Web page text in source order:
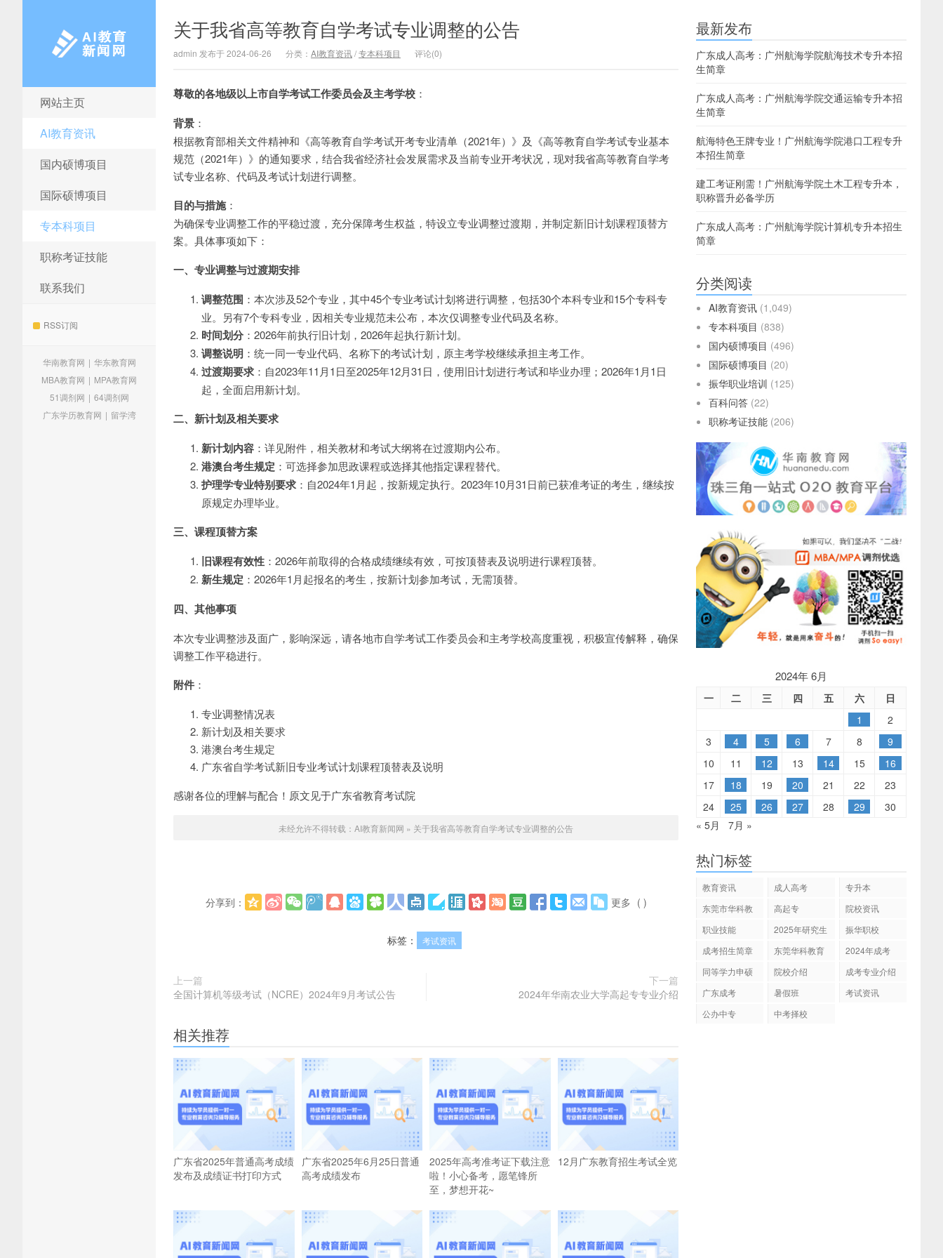
AI教育新闻网
网站主页
AI教育资讯
国内硕博项目
国际硕博项目
专本科项目
职称考证技能
联系我们
RSS订阅
华南教育网 | 华东教育网
MBA教育网 | MPA教育网
51调剂网 | 64调剂网
广东学历教育网 | 留学湾
关于我省高等教育自学考试专业调整的公告
admin 发布于 2024-06-26 分类： AI教育资讯/专本科项目 评论(0)
尊敬的各地级以上市自学考试工作委员会及主考学校 ：
背景 ：
根据教育部相关文件精神和《高等教育自学考试开考专业清单（2021年）》及《高等教育自学考试专业基本
规范（2021年）》的通知要求，结合我省经济社会发展需求及当前专业开考状况，现对我省高等教育自学考
试专业名称、代码及考试计划进行调整。
目的与措施：
为确保专业调整工作的平稳过渡，充分保障考生权益，特设立专业调整过渡期，并制定新旧计划课程顶替方
案。具体事项如下：
一、专业调整与过渡期安排
调整范围 ：本次涉及52个专业，其中45个专业考试计划将进行调整，包括30个本科专业和15个专科专
业。另有7个专科专业，因相关专业规范未公布，本次仅调整专业代码及名称。
时间划分 ：2026年前执行旧计划，2026年起执行新计划。
调整说明 ：统一同一专业代码、名称下的考试计划，原主考学校继续承担主考工作。
过渡期要求 ：自2023年11月1日至2025年12月31日，使用旧计划进行考试和毕业办理；2026年1月1日
起，全面启用新计划。
二、新计划及相关要求
新计划内容 ：详见附件，相关教材和考试大纲将在过渡期内公布。
港澳台考生规定 ：可选择参加思政课程或选择其他指定课程替代。
护理学专业特别要求 ：自2024年1月起，按新规定执行。2023年10月31日前已获准考证的考生，继续按
原规定办理毕业。
三、课程顶替方案
旧课程有效性 ：2026年前取得的合格成绩继续有效，可按顶替表及说明进行课程顶替。
新生规定 ：2026年1月起报名的考生，按新计划参加考试，无需顶替。
四、其他事项
本次专业调整涉及面广，影响深远，请各地市自学考试工作委员会和主考学校高度重视，积极宣传解释，确保
调整工作平稳进行。
附件 ：
专业调整情况表
新计划及相关要求
港澳台考生规定
广东省自学考试新旧专业考试计划课程顶替表及说明
感谢各位的理解与配合！原文见于广东省教育考试院
未经允许不得转载： AI教育新闻网 » 关于我省高等教育自学考试专业调整的公告
分享到： 更多 ( )
标签： 考试资讯
上一篇
全国计算机等级考试（NCRE）2024年9月考试公告
下一篇
2024年华南农业大学高起专专业介绍
相关推荐
广东省2025年普通高考成绩
发布及成绩证书打印方式
广东省2025年6月25日普通
高考成绩发布
2025年高考准考证下载注意
啦！小心备考，愿笔锋所
至，梦想开花~
12月广东教育招生考试全览
最新发布
广东成人高考：广州航海学院航海技术专升本招
生简章
广东成人高考：广州航海学院交通运输专升本招
生简章
航海特色王牌专业！广州航海学院港口工程专升
本招生简章
建工考证刚需！广州航海学院土木工程专升本，
职称晋升必备学历
广东成人高考：广州航海学院计算机专升本招生
简章
分类阅读
AI教育资讯 (1,049)
专本科项目 (838)
国内硕博项目 (496)
国际硕博项目 (20)
振华职业培训 (125)
百科问答 (22)
职称考证技能 (206)
2024年 6月
一 二 三 四 五 六
日
1
2
3
4 5 6 7 8
9
10
11 12 13 14 15
16
17
18 19 20 21 22
23
24
25 26 27 28 29
30
« 5月
7月 »
热门标签
教育资讯 成人高考
专升本
东莞市华科教
高起专
院校资讯
职业技能
2025年研究生
振华职校
成考招生简章
东莞华科教育
2024年成考
同等学力申硕
院校介绍
成考专业介绍
广东成考
暑假班
考试资讯
公办中专
中考择校